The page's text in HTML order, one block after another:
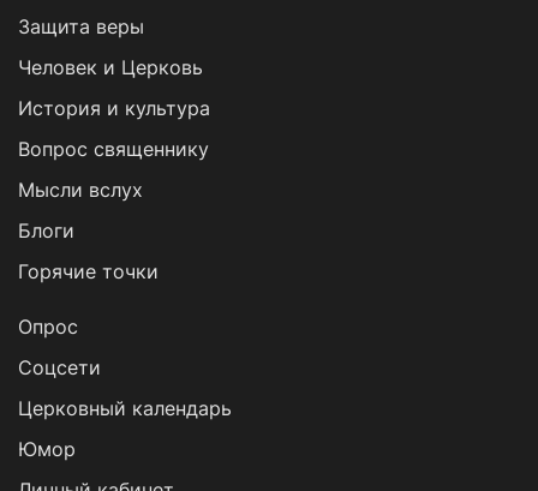
Защита веры
Человек и Церковь
История и культура
Вопрос священнику
Мысли вслух
Блоги
Горячие точки
Опрос
Cоцсети
Церковный календарь
Юмор